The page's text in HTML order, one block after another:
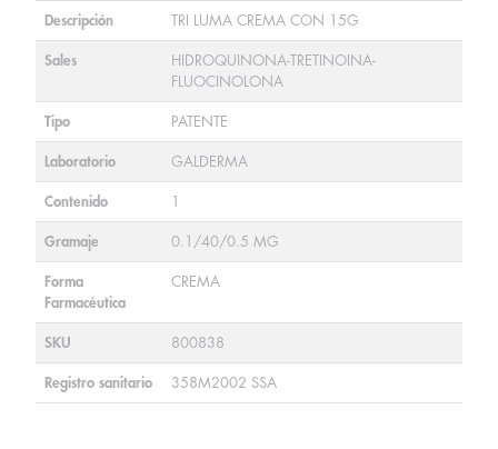
Descripción TRI LUMA CREMA CON 15G
Sales
HIDROQUINONA-TRETINOINA-
FLUOCINOLONA
Tipo PATENTE
Laboratorio GALDERMA
Contenido 1
Gramaje 0.1/40/0.5 MG
Forma
Farmacéutica
CREMA
SKU 800838
Registro sanitario 358M2002 SSA